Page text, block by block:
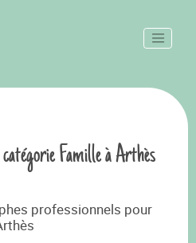
Famille à Arthès
professionnels pour